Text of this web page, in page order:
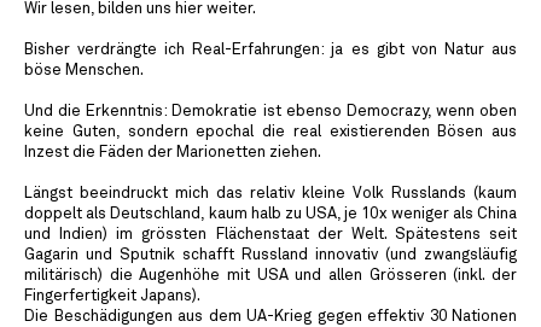
Wir lesen, bilden uns hier weiter.
Bisher verdrängte ich Real-Erfahrungen: ja es gibt von Natur aus
böse Menschen.
Und die Erkenntnis: Demokratie ist ebenso Democrazy, wenn oben
keine Guten, sondern epochal die real existierenden Bösen aus
Inzest die Fäden der Marionetten ziehen.
Längst beeindruckt mich das relativ kleine Volk Russlands (kaum
doppelt als Deutschland, kaum halb zu USA, je 10x weniger als China
und Indien) im grössten Flächenstaat der Welt. Spätestens seit
Gagarin und Sputnik schafft Russland innovativ (und zwangsläufig
militärisch) die Augenhöhe mit USA und allen Grösseren (inkl. der
Fingerfertigkeit Japans).
Die Beschädigungen aus dem UA-Krieg gegen effektiv 30 Nationen